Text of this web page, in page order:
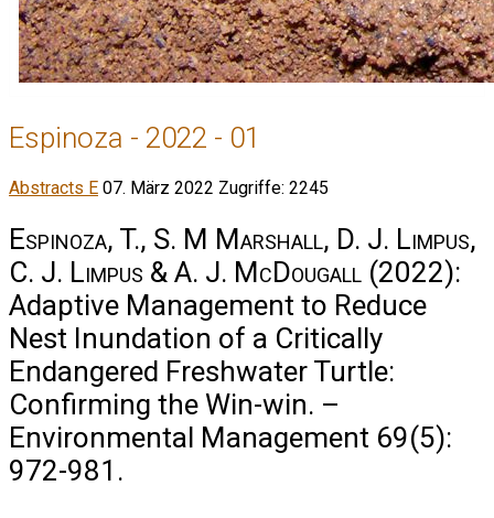
Espinoza - 2022 - 01
Abstracts E 07. März 2022 Zugriffe: 2245
Espinoza, T., S. M Marshall, D. J. Limpus,
C. J. Limpus & A. J. McDougall (2022):
Adaptive Management to Reduce
Nest Inundation of a Critically
Endangered Freshwater Turtle:
Confirming the Win-win. –
Environmental Management 69(5):
972-981.